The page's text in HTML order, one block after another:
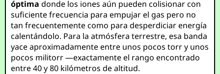
óptima donde los iones aún pueden colisionar con
suficiente frecuencia para empujar el gas pero no
tan frecuentemente como para desperdiciar energía
calentándolo. Para la atmósfera terrestre, esa banda
yace aproximadamente entre unos pocos torr y unos
pocos militorr —exactamente el rango encontrado
entre 40 y 80 kilómetros de altitud.